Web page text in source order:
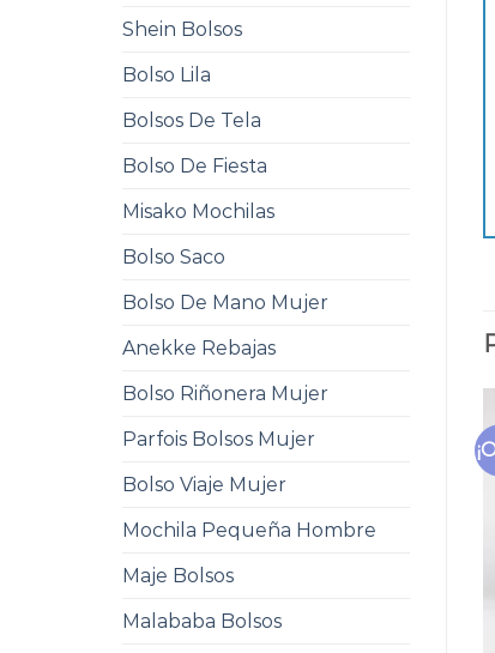
Shein Bolsos
Bolso Lila
Bolsos De Tela
Bolso De Fiesta
Misako Mochilas
Bolso Saco
Bolso De Mano Mujer
Anekke Rebajas
Bolso Riñonera Mujer
Parfois Bolsos Mujer
Bolso Viaje Mujer
Mochila Pequeña Hombre
Maje Bolsos
Malababa Bolsos